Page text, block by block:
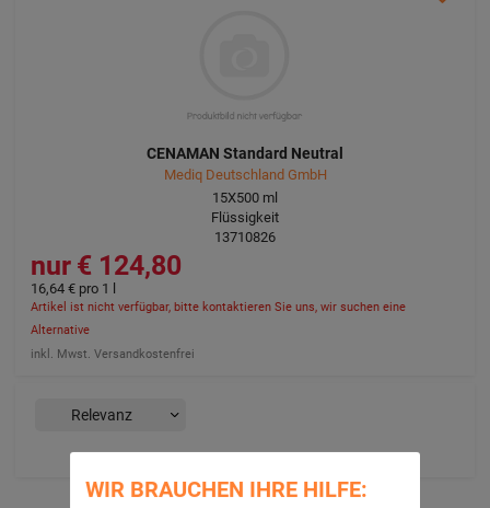
WIR BRAUCHEN IHRE HILFE:
CENAMAN Standard Neutral
Mediq Deutschland GmbH
15X500 ml
Flüssigkeit
13710826
124,80 €
Artikel ist nicht verfügbar, bitte kontaktieren Sie uns, wir suchen eine
Alternative
inkl. Mwst. Versandkostenfrei
16,64 € pro 1 l